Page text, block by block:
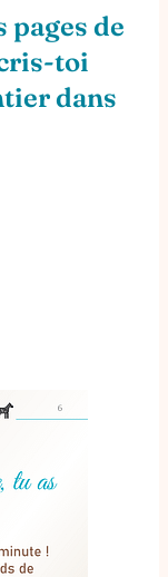
pages de
toi
dans